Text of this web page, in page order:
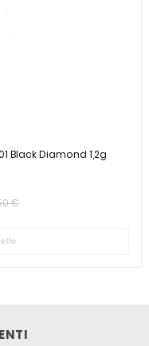
Black Diamond 1,2g
€